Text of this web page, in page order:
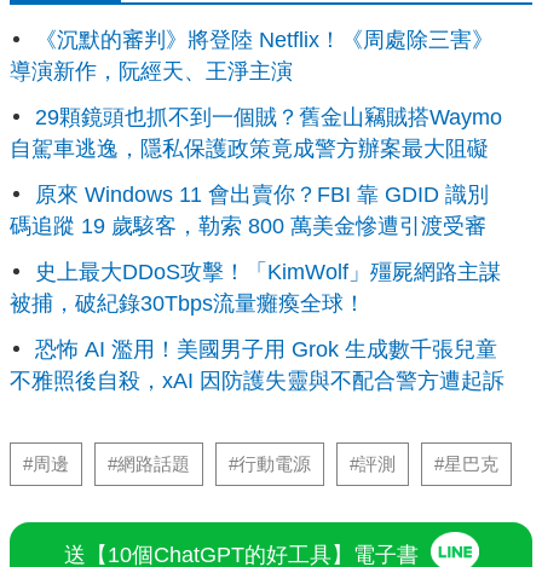
《沉默的審判》將登陸 Netflix！《周處除三害》
導演新作，阮經天、王淨主演
29顆鏡頭也抓不到一個賊？舊金山竊賊搭Waymo
自駕車逃逸，隱私保護政策竟成警方辦案最大阻礙
原來 Windows 11 會出賣你？FBI 靠 GDID 識別
碼追蹤 19 歲駭客，勒索 800 萬美金慘遭引渡受審
史上最大DDoS攻擊！「KimWolf」殭屍網路主謀
被捕，破紀錄30Tbps流量癱瘓全球！
恐怖 AI 濫用！美國男子用 Grok 生成數千張兒童
不雅照後自殺，xAI 因防護失靈與不配合警方遭起訴
#周邊 #網路話題 #行動電源 #評測 #星巴克
送【10個ChatGPT的好工具】電子書